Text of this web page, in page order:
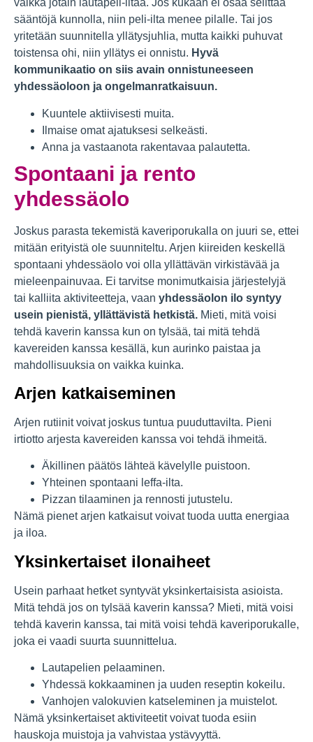
vaikka jotain lautapeli-iltaa. Jos kukaan ei osaa selittää
sääntöjä kunnolla, niin peli-ilta menee pilalle. Tai jos
yritetään suunnitella yllätysjuhlia, mutta kaikki puhuvat
toistensa ohi, niin yllätys ei onnistu. Hyvä
kommunikaatio on siis avain onnistuneeseen
yhdessäoloon ja ongelmanratkaisuun.
Kuuntele aktiivisesti muita.
Ilmaise omat ajatuksesi selkeästi.
Anna ja vastaanota rakentavaa palautetta.
Spontaani ja rento
yhdessäolo
Joskus parasta tekemistä kaveriporukalla on juuri se, ettei
mitään erityistä ole suunniteltu. Arjen kiireiden keskellä
spontaani yhdessäolo voi olla yllättävän virkistävää ja
mieleenpainuvaa. Ei tarvitse monimutkaisia järjestelyjä
tai kalliita aktiviteetteja, vaan yhdessäolon ilo syntyy
usein pienistä, yllättävistä hetkistä. Mieti, mitä voisi
tehdä kaverin kanssa kun on tylsää, tai mitä tehdä
kavereiden kanssa kesällä, kun aurinko paistaa ja
mahdollisuuksia on vaikka kuinka.
Arjen katkaiseminen
Arjen rutiinit voivat joskus tuntua puuduttavilta. Pieni
irtiotto arjesta kavereiden kanssa voi tehdä ihmeitä.
Äkillinen päätös lähteä kävelylle puistoon.
Yhteinen spontaani leffa-ilta.
Pizzan tilaaminen ja rennosti jutustelu.
Nämä pienet arjen katkaisut voivat tuoda uutta energiaa
ja iloa.
Yksinkertaiset ilonaiheet
Usein parhaat hetket syntyvät yksinkertaisista asioista.
Mitä tehdä jos on tylsää kaverin kanssa? Mieti, mitä voisi
tehdä kaverin kanssa, tai mitä voisi tehdä kaveriporukalle,
joka ei vaadi suurta suunnittelua.
Lautapelien pelaaminen.
Yhdessä kokkaaminen ja uuden reseptin kokeilu.
Vanhojen valokuvien katseleminen ja muistelot.
Nämä yksinkertaiset aktiviteetit voivat tuoda esiin
hauskoja muistoja ja vahvistaa ystävyyttä.